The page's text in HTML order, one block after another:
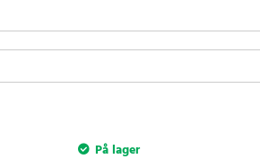
På lager